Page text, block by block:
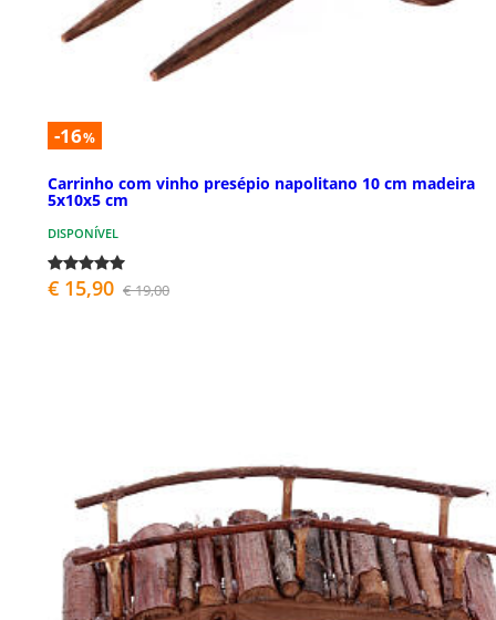
-16%
Carrinho com vinho presépio napolitano 10 cm madeira
5x10x5 cm
DISPONÍVEL
€ 15,90 € 19,00